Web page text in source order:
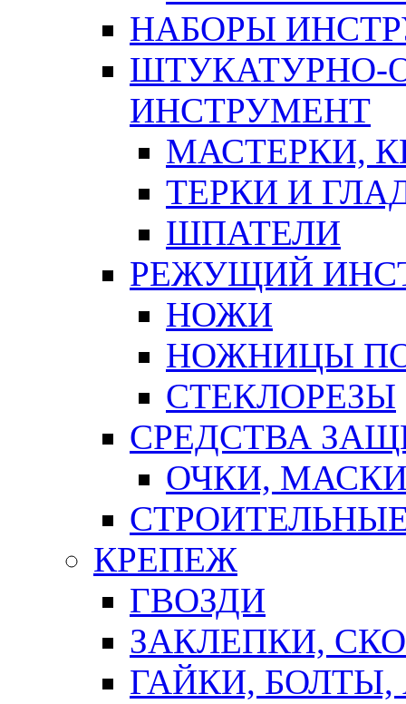
НАБОРЫ
ШТУКАТУРНО-
ИНСТРУМЕНТ
МАСТЕРКИ,
ТЕРКИ И
ШПАТЕЛИ
РЕЖУЩИЙ
НОЖИ
НОЖНИЦЫ
СТЕКЛОРЕЗЫ
СРЕДСТВА
ОЧКИ,
КРЕПЕЖ
ГВОЗДИ
ЗАКЛЕПКИ,
ГАЙКИ,